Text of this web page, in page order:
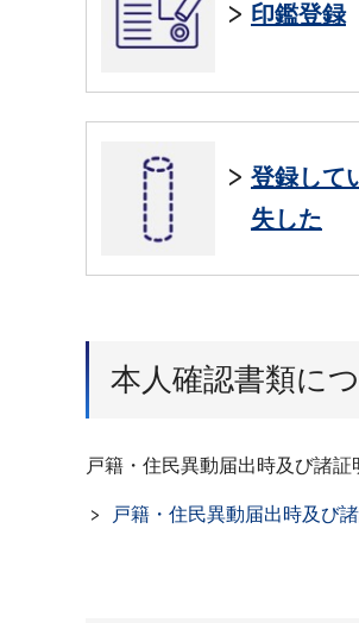
印鑑登録
登録して
失した
本人確認書類に
戸籍・住民異動届出時及び諸
戸籍・住民異動届出時及び